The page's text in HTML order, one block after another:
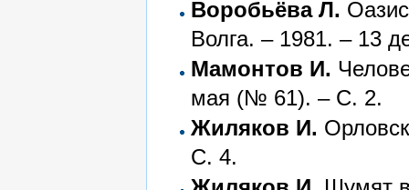
Воробьёва Л.
Волга. – 1981. – 13
Мамонтов И.
мая (№ 61). – С. 2.
Жиляков И.
С. 4.